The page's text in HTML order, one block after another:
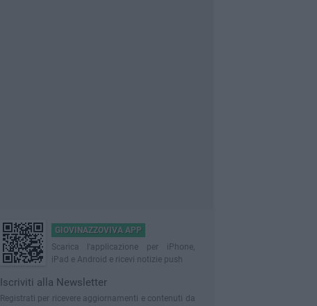
GIOVINAZZOVIVA APP
Scarica l'applicazione per iPhone,
iPad e Android e ricevi notizie push
Iscriviti alla Newsletter
Registrati per ricevere aggiornamenti e contenuti da